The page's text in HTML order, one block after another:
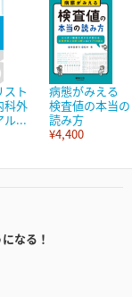
スト
科外
ル...
病態がみえる
検査値の本当の
読み方
¥4,400
なる！